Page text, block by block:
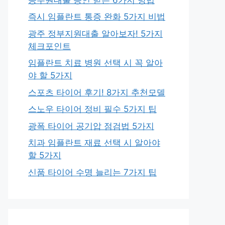
즉시 임플란트 통증 완화 5가지 비법
광주 정부지원대출 알아보자! 5가지
체크포인트
임플란트 치료 병원 선택 시 꼭 알아
야 할 5가지
스포츠 타이어 후기! 8가지 추천모델
스노우 타이어 정비 필수 5가지 팁
광폭 타이어 공기압 점검법 5가지
치과 임플란트 재료 선택 시 알아야
할 5가지
신품 타이어 수명 늘리는 7가지 팁